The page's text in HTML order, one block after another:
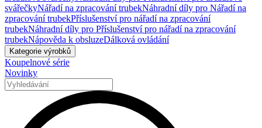
svářečkyNářadí na zpracování trubekNáhradní díly pro Nářadí na
zpracování trubekPříslušenství pro nářadí na zpracování
trubekNáhradní díly pro Příslušenství pro nářadí na zpracování
trubekNápověda k obsluzeDálková ovládání
Kategorie výrobků
Koupelnové série
Novinky